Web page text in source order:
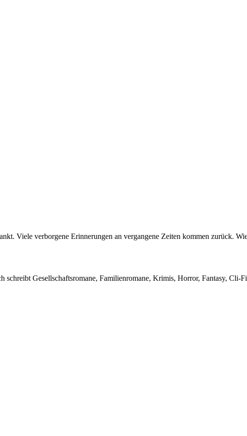
Viele verborgene Erinnerungen an vergangene Zeiten kommen zurück.
schreibt Gesellschaftsromane, Familienromane, Krimis, Horror, Fantasy, Cli-